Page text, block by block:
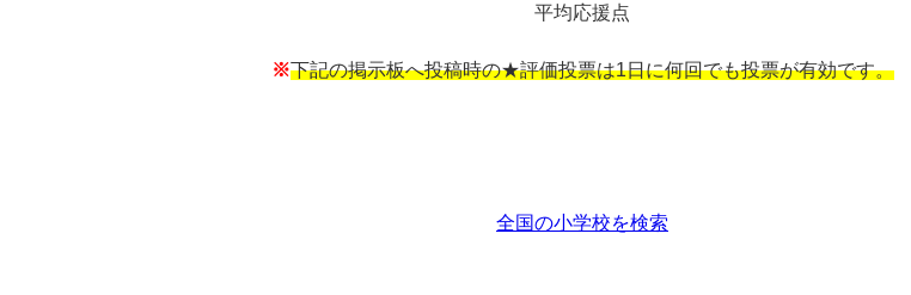
平均応援点
※下記の掲示板へ投稿時の★評価投票は1日に何回でも投票が有効です。
全国の小学校を検索